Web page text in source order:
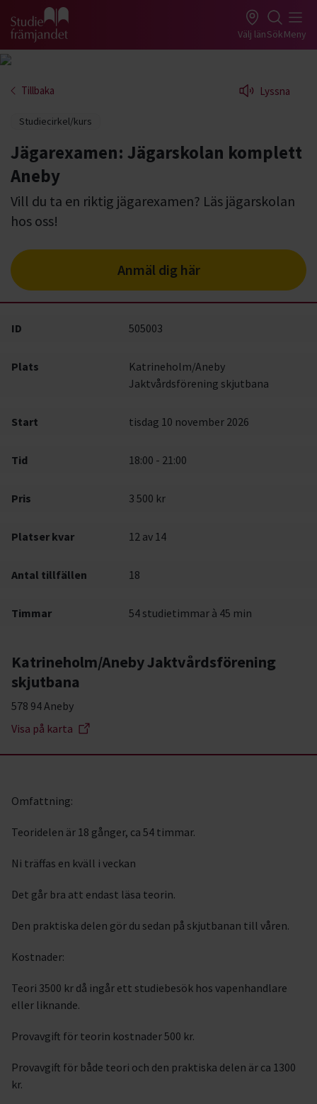
Gå till studiefrämjandets startsida Välj länSökMeny
Tillbaka Lyssna
Studiecirkel/kurs
Jägarexamen: Jägarskolan komplett
Aneby
Vill du ta en riktig jägarexamen? Läs jägarskolan
hos oss!
Anmäl dig här
ID 505003
Plats
Katrineholm/Aneby
Jaktvårdsförening skjutbana
Start tisdag 10 november 2026
Tid 18:00 - 21:00
Pris 3 500 kr
Platser kvar 12 av 14
Antal tillfällen 18
Timmar 54 studietimmar à 45 min
Katrineholm/Aneby Jaktvårdsförening
skjutbana
578 94 Aneby
Visa på karta
Omfattning:
Teoridelen är 18 gånger, ca 54 timmar.
Ni träffas en kväll i veckan
Det går bra att endast läsa teorin.
Den praktiska delen gör du sedan på skjutbanan till våren.
Kostnader:
Teori 3500 kr då ingår ett studiebesök hos vapenhandlare
eller liknande.
Provavgift för teorin kostnader 500 kr.
Provavgift för både teori och den praktiska delen är ca 1300
kr.